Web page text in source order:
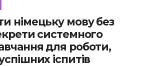
німецьку мову без
системного
для роботи,
іспитів